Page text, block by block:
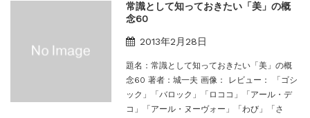
常識として知っておきたい「美」の概
念60
2013年2月28日
題名：常識として知っておきたい「美」の概
念60 著者：城一夫 画像： レビュー： 「ゴシ
ック」「バロック」「ロココ」「アール・デ
コ」「アール・ヌーヴォー」「わび」「さ